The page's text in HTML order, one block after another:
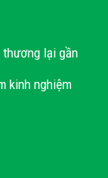
thương lại gần
kinh nghiệm